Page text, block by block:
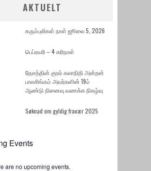
AKTUELT
கரும்புலிகள் நாள் ஜூலை 5, 2026
பெப்ரவரி – 4 கரிநாள்
தேசத்தின் குரல் கலாநிதி அன்றன்
பாலசிங்கம் அவர்களின் 19ம்
ஆண்டு நினைவு வணக்க நிகழ்வு
Søknad om gyldig fravær 2025
Events
are no upcoming events.